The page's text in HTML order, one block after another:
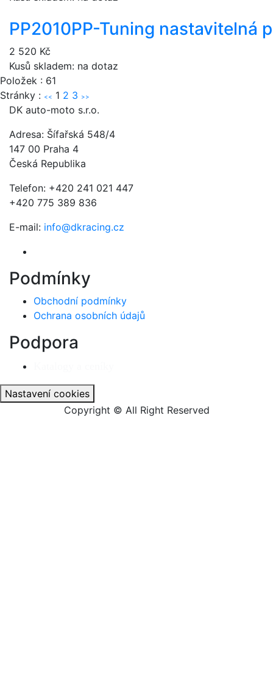
PP2010PP-Tuning nastavitelná
2 520 Kč
Kusů skladem: na dotaz
Položek : 61
Stránky : << 1 2 3 >>
DK auto-moto s.r.o.
Adresa: Šífařská 548/4
147 00 Praha 4
Česká Republika
Telefon: +420 241 021 447
+420 775 389 836
E-mail: info@dkracing.cz
Podmínky
Obchodní podmínky
Ochrana osobních údajů
Podpora
Nastavení cookies
Copyright © All Right Reserved